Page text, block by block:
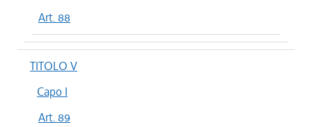
Art. 88
TITOLO V
Capo I
Art. 89